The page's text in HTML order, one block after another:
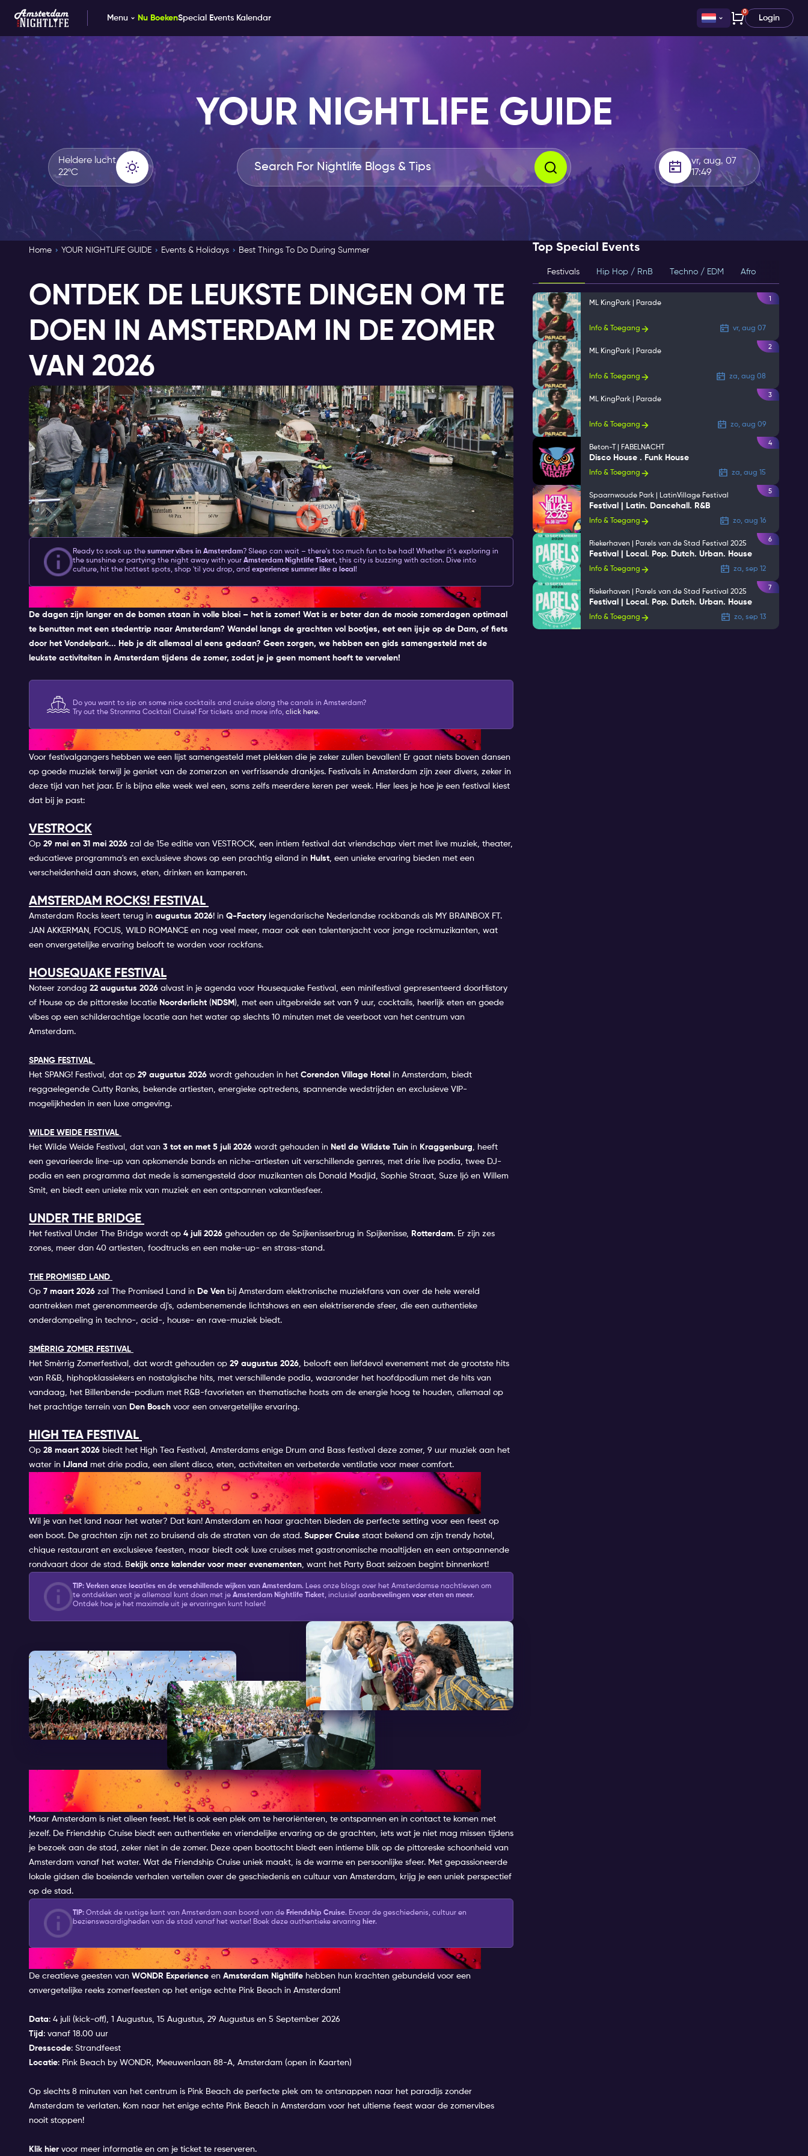
Menu Nu BoekenSpecial Events Kalendar
0
Login
YOUR NIGHTLIFE GUIDE
Heldere lucht
22ºC
vr, aug. 07
17:49
Home YOUR NIGHTLIFE GUIDE Events & Holidays Best Things To Do During Summer
ONTDEK DE LEUKSTE DINGEN OM TE
DOEN IN AMSTERDAM IN DE ZOMER
VAN 2026
Ready to soak up the summer vibes in Amsterdam? Sleep can wait – there's too much fun to be had! Whether it's exploring in
the sunshine or partying the night away with your Amsterdam Nightlife Ticket, this city is buzzing with action. Dive into
culture, hit the hottest spots, shop 'til you drop, and experience summer like a local !
WAT IS ER TE DOEN IN AMSTERDAM TIJDENS DE ZOMER?
De dagen zijn langer en de bomen staan in volle bloei – het is zomer! Wat is er beter dan de mooie zomerdagen optimaal
te benutten met een stedentrip naar Amsterdam? Wandel langs de grachten vol bootjes, eet een ijsje op de Dam, of fiets
door het Vondelpark... Heb je dit allemaal al eens gedaan? Geen zorgen, we hebben een gids samengesteld met de
leukste activiteiten in Amsterdam tijdens de zomer, zodat je je geen moment hoeft te vervelen!
Do you want to sip on some nice cocktails and cruise along the canals in Amsterdam?
Try out the Stromma Cocktail Cruise! For tickets and more info, click here.
HET FESTIVALSEIZOEN IS BEGONNEN
Voor festivalgangers hebben we een lijst samengesteld met plekken die je zeker zullen bevallen! Er gaat niets boven dansen
op goede muziek terwijl je geniet van de zomerzon en verfrissende drankjes. Festivals in Amsterdam zijn zeer divers, zeker in
deze tijd van het jaar. Er is bijna elke week wel een, soms zelfs meerdere keren per week. Hier lees je hoe je een festival kiest
dat bij je past:
VESTROCK
Op 29 mei en 31 mei 2026 zal de 15e editie van VESTROCK, een intiem festival dat vriendschap viert met live muziek, theater,
educatieve programma's en exclusieve shows op een prachtig eiland in Hulst, een unieke ervaring bieden met een
verscheidenheid aan shows, eten, drinken en kamperen.
AMSTERDAM ROCKS! FESTIVAL
Amsterdam Rocks keert terug in augustus 2026! in Q-Factory legendarische Nederlandse rockbands als MY BRAINBOX FT.
JAN AKKERMAN, FOCUS, WILD ROMANCE en nog veel meer, maar ook een talentenjacht voor jonge rockmuzikanten, wat
een onvergetelijke ervaring belooft te worden voor rockfans.
HOUSEQUAKE FESTIVAL
Noteer zondag 22 augustus 2026 alvast in je agenda voor Housequake Festival, een minifestival gepresenteerd doorHistory
of House op de pittoreske locatie Noorderlicht ( NDSM ), met een uitgebreide set van 9 uur, cocktails, heerlijk eten en goede
vibes op een schilderachtige locatie aan het water op slechts 10 minuten met de veerboot van het centrum van
Amsterdam.
SPANG FESTIVAL
Het SPANG! Festival, dat op 29 augustus 2026 wordt gehouden in het Corendon Village Hotel in Amsterdam, biedt
reggaelegende Cutty Ranks, bekende artiesten, energieke optredens, spannende wedstrijden en exclusieve VIP-
mogelijkheden in een luxe omgeving.
WILDE WEIDE FESTIVAL
Het Wilde Weide Festival, dat van 3 tot en met 5 juli 2026 wordt gehouden in Netl de Wildste Tuin in Kraggenburg, heeft
een gevarieerde line-up van opkomende bands en niche-artiesten uit verschillende genres, met drie live podia, twee DJ-
podia en een programma dat mede is samengesteld door muzikanten als Donald Madjid, Sophie Straat, Suze Ijó en Willem
Smit, en biedt een unieke mix van muziek en een ontspannen vakantiesfeer.
UNDER THE BRIDGE
Het festival Under The Bridge wordt op 4 juli 2026 gehouden op de Spijkenisserbrug in Spijkenisse, Rotterdam. Er zijn zes
zones, meer dan 40 artiesten, foodtrucks en een make-up- en strass-stand.
THE PROMISED LAND
Op 7 maart 2026 zal The Promised Land in De Ven bij Amsterdam elektronische muziekfans van over de hele wereld
aantrekken met gerenommeerde dj's, adembenemende lichtshows en een elektriserende sfeer, die een authentieke
onderdompeling in techno-, acid-, house- en rave-muziek biedt.
SMÈRRIG ZOMER FESTIVAL
Het Smèrrig Zomerfestival, dat wordt gehouden op 29 augustus 2026, belooft een liefdevol evenement met de grootste hits
van R&B, hiphopklassiekers en nostalgische hits, met verschillende podia, waaronder het hoofdpodium met de hits van
vandaag, het Billenbende-podium met R&B-favorieten en thematische hosts om de energie hoog te houden, allemaal op
het prachtige terrein van Den Bosch voor een onvergetelijke ervaring.
HIGH TEA FESTIVAL
Op 28 maart 2026 biedt het High Tea Festival, Amsterdams enige Drum and Bass festival deze zomer, 9 uur muziek aan het
water in IJland met drie podia, een silent disco, eten, activiteiten en verbeterde ventilatie voor meer comfort.
FEEST OP HET WATER: VAAR DOOR THE AMSTERDAMSE
GRACHTEN MET SUPPER CRUISE!
Wil je van het land naar het water? Dat kan! Amsterdam en haar grachten bieden de perfecte setting voor een feest op
een boot. De grachten zijn net zo bruisend als de straten van de stad. Supper Cruise staat bekend om zijn trendy hotel,
chique restaurant en exclusieve feesten, maar biedt ook luxe cruises met gastronomische maaltijden en een ontspannende
rondvaart door de stad. Bekijk onze kalender voor meer evenementen, want het Party Boat seizoen begint binnenkort!
TIP: Verken onze locaties en de verschillende wijken van Amsterdam. Lees onze blogs over het Amsterdamse nachtleven om
te ontdekken wat je allemaal kunt doen met je Amsterdam Nightlife Ticket, inclusief aanbevelingen voor eten en meer.
Ontdek hoe je het maximale uit je ervaringen kunt halen!
ONTDEK DE RUSTIGE KANT VAN AMSTERDAM MET DE
FRIENDSHIP CRUISE
Maar Amsterdam is niet alleen feest. Het is ook een plek om te heroriënteren, te ontspannen en in contact te komen met
jezelf. De Friendship Cruise biedt een authentieke en vriendelijke ervaring op de grachten, iets wat je niet mag missen tijdens
je bezoek aan de stad, zeker niet in de zomer. Deze open boottocht biedt een intieme blik op de pittoreske schoonheid van
Amsterdam vanaf het water. Wat de Friendship Cruise uniek maakt, is de warme en persoonlijke sfeer. Met gepassioneerde
lokale gidsen die boeiende verhalen vertellen over de geschiedenis en cultuur van Amsterdam, krijg je een uniek perspectief
op de stad.
TIP: Ontdek de rustige kant van Amsterdam aan boord van de Friendship Cruise. Ervaar de geschiedenis, cultuur en
bezienswaardigheden van de stad vanaf het water! Boek deze authentieke ervaring hier.
ONTDEK DE ZOMERJUWEELTJES VAN AMSTERDAM
De creatieve geesten van WONDR Experience en Amsterdam Nightlife hebben hun krachten gebundeld voor een
onvergetelijke reeks zomerfeesten op het enige echte Pink Beach in Amsterdam!
Data: 4 juli (kick-off), 1 Augustus, 15 Augustus, 29 Augustus en 5 September 2026
Tijd : vanaf 18.00 uur
Dresscode: Strandfeest
Locatie: Pink Beach by WONDR, Meeuwenlaan 88-A, Amsterdam (open in Kaarten)
Op slechts 8 minuten van het centrum is Pink Beach de perfecte plek om te ontsnappen naar het paradijs zonder
Amsterdam te verlaten. Kom naar het enige echte Pink Beach in Amsterdam voor het ultieme feest waar de zomervibes
nooit stoppen!
Klik hier voor meer informatie en om je ticket te reserveren.
Top Special Events
Festivals Hip Hop / RnB Techno / EDM Afro
ML KingPark | Parade
Info & Toegang vr, aug 07
1
ML KingPark | Parade
Info & Toegang za, aug 08
2
ML KingPark | Parade
Info & Toegang zo, aug 09
3
Beton-T | FABELNACHT
Disco House . Funk House
Info & Toegang za, aug 15
4
Spaarnwoude Park | LatinVillage Festival
Festival | Latin. Dancehall. R&B
Info & Toegang zo, aug 16
5
Riekerhaven | Parels van de Stad Festival 2025
Festival | Local. Pop. Dutch. Urban. House
Info & Toegang za, sep 12
6
Riekerhaven | Parels van de Stad Festival 2025
Festival | Local. Pop. Dutch. Urban. House
Info & Toegang zo, sep 13
7